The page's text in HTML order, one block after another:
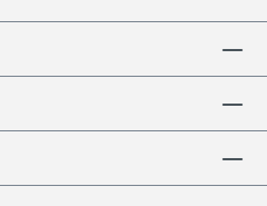
ol
lle
d